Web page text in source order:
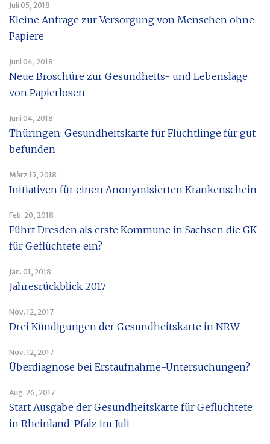
Juli 05, 2018
Kleine Anfrage zur Versorgung von Menschen ohne
Papiere
Juni 04, 2018
Neue Broschüre zur Gesundheits- und Lebenslage
von Papierlosen
Juni 04, 2018
Thüringen: Gesundheitskarte für Flüchtlinge für gut
befunden
März 15, 2018
Initiativen für einen Anonymisierten Krankenschein
Feb. 20, 2018
Führt Dresden als erste Kommune in Sachsen die GK
für Geflüchtete ein?
Jan. 01, 2018
Jahresrückblick 2017
Nov. 12, 2017
Drei Kündigungen der Gesundheitskarte in NRW
Nov. 12, 2017
Überdiagnose bei Erstaufnahme-Untersuchungen?
Aug. 26, 2017
Start Ausgabe der Gesundheitskarte für Geflüchtete
in Rheinland-Pfalz im Juli